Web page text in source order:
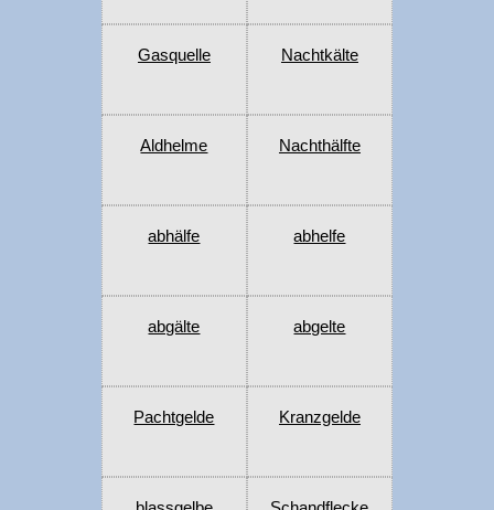
Gasquelle Nachtkälte
Aldhelme Nachthälfte
abhälfe abhelfe
abgälte abgelte
Pachtgelde Kranzgelde